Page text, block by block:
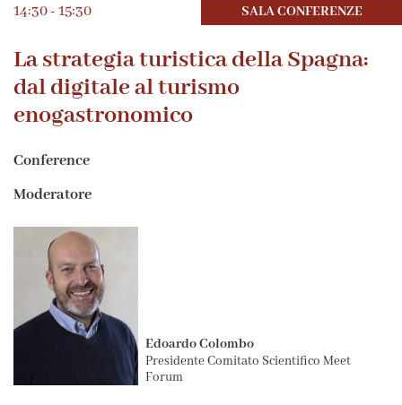
SALA CONFERENZE
14:30 - 15:30
La strategia turistica della Spagna:
dal digitale al turismo
enogastronomico
Conference
Moderatore
Edoardo Colombo
Presidente Comitato Scientifico Meet
Forum